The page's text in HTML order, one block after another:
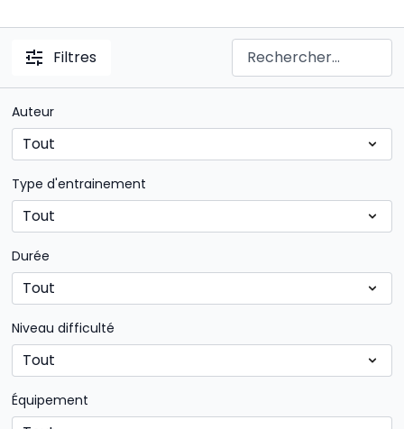
Filtres
Auteur
Type d'entrainement
Durée
Niveau difficulté
Équipement